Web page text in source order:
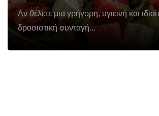
Αν θέλετε μια γρήγορη, υγιεινή και
δροσιστική συνταγή...